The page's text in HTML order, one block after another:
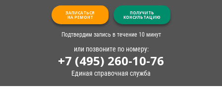
ЗАПИСАТЬСЯ
НА РЕМОНТ
ПОЛУЧИТЬ
КОНСУЛЬТАЦИЮ
Подтвердим запись в течение 10 минут
или позвоните по номеру:
+7 (495) 260-10-76
Единая справочная служба